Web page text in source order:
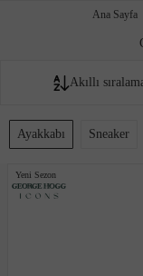
Ana Sayfa
Akıllı
Fiyata göre artan
Editör sıralaması
Ayakkabı Sneaker
Yeni Sezon